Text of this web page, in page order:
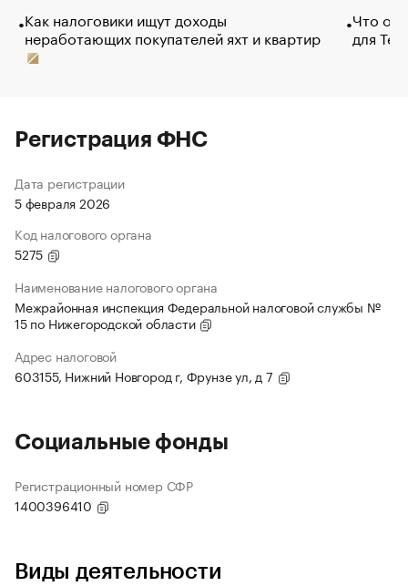
Как налоговики ищут доходы
неработающих покупателей яхт и квартир
Что
для
Регистрация ФНС
Дата регистрации
5 февраля 2026
Код налогового органа
5275
Наименование налогового органа
Межрайонная инспекция Федеральной налоговой службы №
15 по Нижегородской области
Адрес налоговой
603155, Нижний Новгород г, Фрунзе ул, д 7
Социальные фонды
Регистрационный номер СФР
1400396410
Виды деятельности